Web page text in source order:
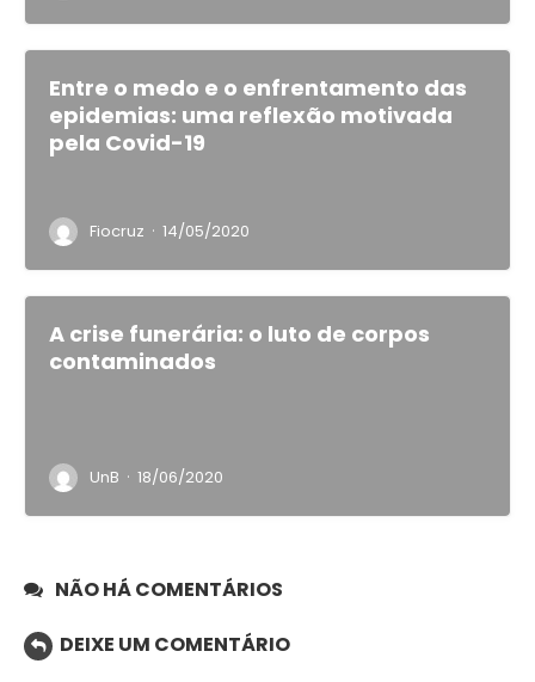
Entre o medo e o enfrentamento das
epidemias: uma reflexão motivada
pela Covid-19
Fiocruz · 14/05/2020
A crise funerária: o luto de corpos
contaminados
UnB · 18/06/2020
NÃO HÁ COMENTÁRIOS
DEIXE UM COMENTÁRIO